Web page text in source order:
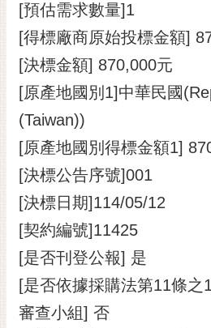
[預估需求數量]1
[得標廠商原始投標金額]
[決標金額] 870,000元
[原產地國別1]中華民國
(Taiwan))
[原產地國別得標金額1]
[決標公告序號]001
[決標日期]114/05/12
[契約編號]11425
[是否刊登公報] 是
[是否依據採購法第11條之
審查小組] 否